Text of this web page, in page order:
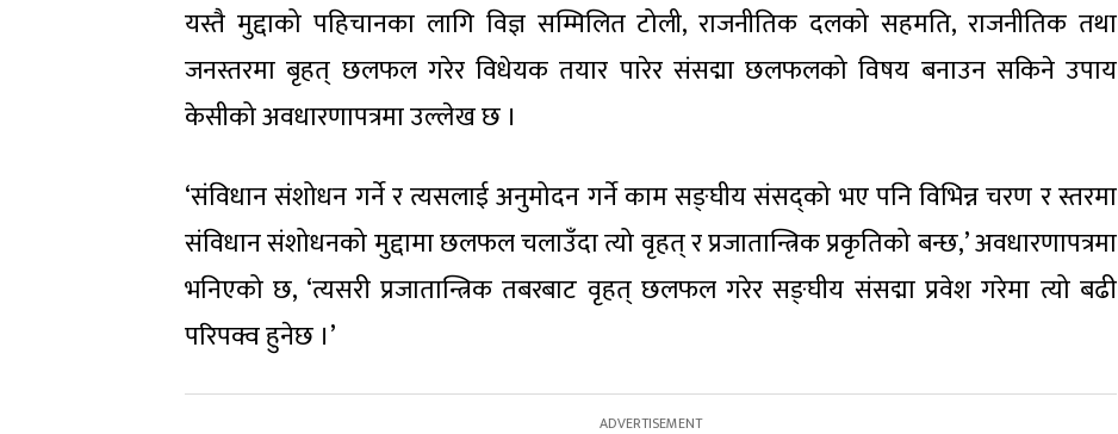
यस्तै मुद्दाको पहिचानका लागि विज्ञ सम्मिलित टोली, राजनीतिक दलको सहमति, राजनीतिक तथा
जनस्तरमा बृहत् छलफल गरेर विधेयक तयार पारेर संसद्मा छलफलको विषय बनाउन सकिने उपाय
केसीको अवधारणापत्रमा उल्लेख छ ।
‘संविधान संशोधन गर्ने र त्यसलाई अनुमोदन गर्ने काम सङ्घीय संसद्को भए पनि विभिन्न चरण र स्तरमा
संविधान संशोधनको मुद्दामा छलफल चलाउँदा त्यो वृहत् र प्रजातान्त्रिक प्रकृतिको बन्छ,’ अवधारणापत्रमा
भनिएको छ, ‘त्यसरी प्रजातान्त्रिक तबरबाट वृहत् छलफल गरेर सङ्घीय संसद्मा प्रवेश गरेमा त्यो बढी
परिपक्व हुनेछ ।’